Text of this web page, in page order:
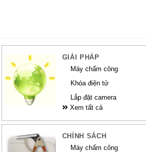
GIẢI PHÁP
Máy chấm công
Khóa điện tử
Lắp đặt camera
Xem tất cả
CHÍNH SÁCH
Máy chấm công